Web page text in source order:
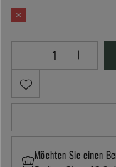
Möchten Sie einen